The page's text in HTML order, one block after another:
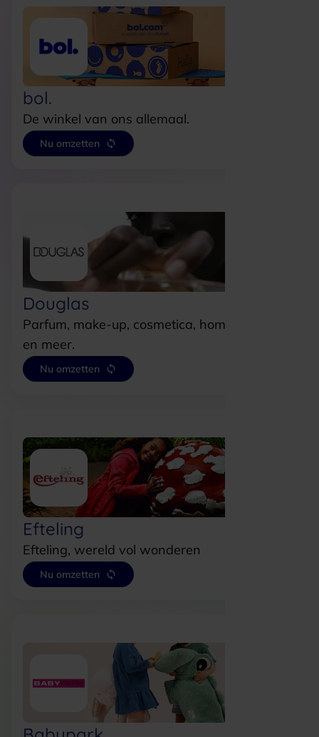
bol.
De winkel van ons allemaal.
Nu omzetten
Douglas
Parfum, make-up, cosmetica, home, lifestyle
en meer.
Nu omzetten
Efteling
Efteling, wereld vol wonderen
Nu omzetten